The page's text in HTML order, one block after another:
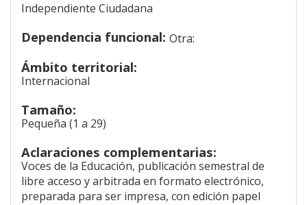
Independiente Ciudadana
Dependencia funcional: Otra:
Ámbito territorial:
Internacional
Tamaño:
Pequeña (1 a 29)
Aclaraciones complementarias:
Voces de la Educación, publicación semestral de
libre acceso y arbitrada en formato electrónico,
preparada para ser impresa, con edición papel